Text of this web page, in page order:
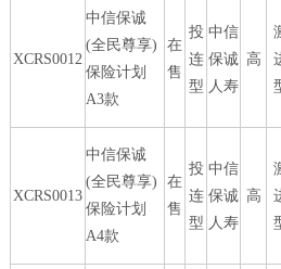
XCRS0012
中信保诚
(全民尊享)
保险计划
A3款
在
售
投
连
型
中信
保诚
人寿
高
XCRS0013
中信保诚
(全民尊享)
保险计划
A4款
在
售
投
连
型
中信
保诚
人寿
高